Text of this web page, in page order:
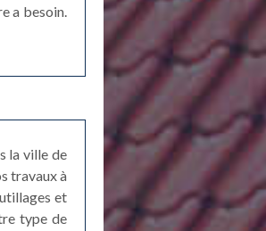
a besoin.
la ville de
travaux à
et
type de